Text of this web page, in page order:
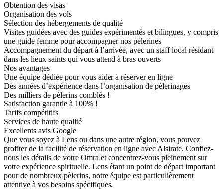
Obtention des visas
Organisation des vols
Sélection des hébergements de qualité
Visites guidées avec des guides expérimentés et bilingues, y compris
une guide femme pour accompagner nos pèlerines
Accompagnement du départ à l’arrivée, avec un staff local résidant
dans les lieux saints qui vous attend à bras ouverts
Nos avantages
Une équipe dédiée pour vous aider à réserver en ligne
Des années d’expérience dans l’organisation de pèlerinages
Des milliers de pèlerins comblés !
Satisfaction garantie à 100% !
Tarifs compétitifs
Services de haute qualité
Excellents avis Google
Que vous soyez à Lens ou dans une autre région, vous pouvez
profiter de la facilité de réservation en ligne avec Alsirate. Confiez-
nous les détails de votre Omra et concentrez-vous pleinement sur
votre expérience spirituelle. Lens étant un point de départ important
pour de nombreux pèlerins, notre équipe est particulièrement
attentive à vos besoins spécifiques.